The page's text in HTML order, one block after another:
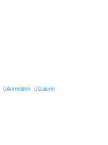
Galerie
Anmelden